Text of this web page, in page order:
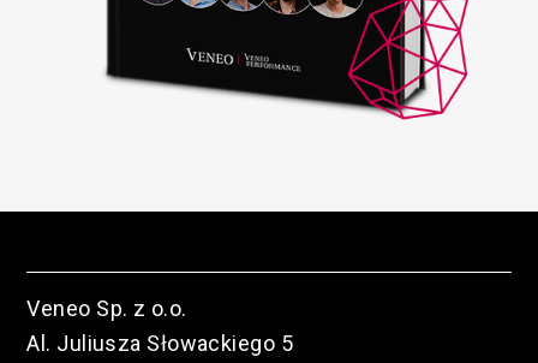
Veneo Sp. z o.o.
Al. Juliusza Słowackiego 5